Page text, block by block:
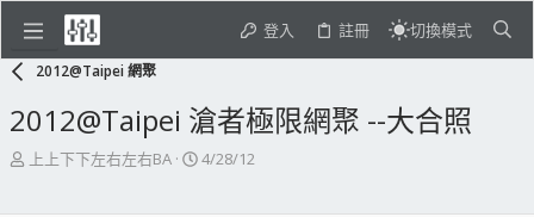
登入 註冊 切換模式
2012@Taipei 網聚
2012@Taipei 滄者極限網聚 --大合照
主
上上下下左右左右BA
開
4/28/12